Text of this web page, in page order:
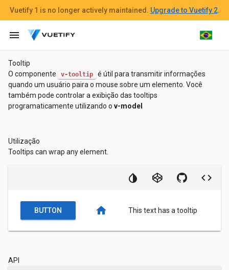
Tooltip
O componente
v-tooltip
é útil para transmitir informações
quando um usuário paira o mouse sobre um elemento. Você
também pode controlar a exibição das tooltips
programaticamente utilizando o v-model
Utilização
Tooltips can wrap any element.
BUTTON home This text has a tooltip
API
Vuetify 1 is no longer actively maintained. Upgrade to Vuetify 2.
menu